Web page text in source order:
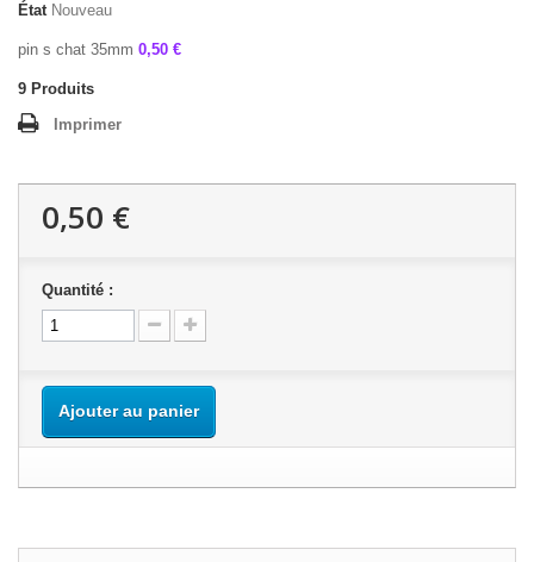
État Nouveau
pin s chat 35mm 0,50 €
9 Produits
Imprimer
0,50 €
Quantité :
Ajouter au panier